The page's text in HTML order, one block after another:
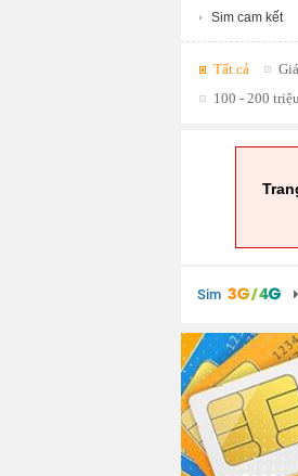
Sim cam kết
Tất cả
100 - 200 triệu
Sim